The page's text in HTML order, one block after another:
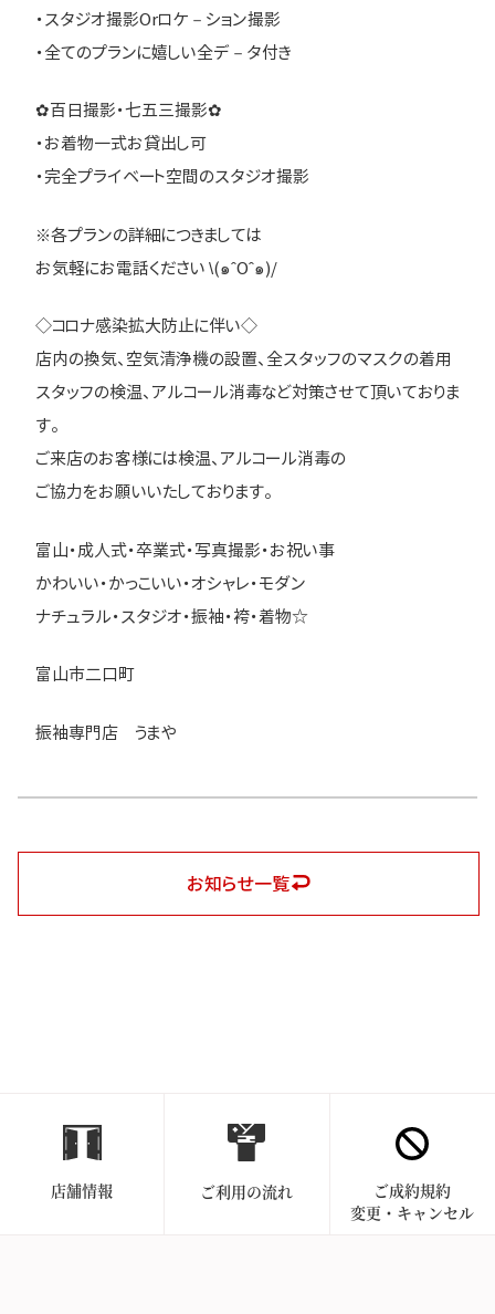
・スタジオ撮影Orロケ－ション撮影
・全てのプランに嬉しい全デ－タ付き
✿百日撮影・七五三撮影✿
・お着物一式お貸出し可
・完全プライベート空間のスタジオ撮影
※各プランの詳細につきましては
お気軽にお電話ください \(๑ˆOˆ๑)/
◇コロナ感染拡大防止に伴い◇
店内の換気、空気清浄機の設置、全スタッフのマスクの着用
スタッフの検温、アルコール消毒など対策させて頂いておりま
す。
ご来店のお客様には検温、アルコール消毒の
ご協力をお願いいたしております。
富山・成人式・卒業式・写真撮影・お祝い事
かわいい・かっこいい・オシャレ・モダン
ナチュラル・スタジオ・振袖・袴・着物☆
富山市二口町
振袖専門店 うまや
お知らせ一覧
店舗情報 ご利用の流れ
ご成約規約
変更・キャンセル